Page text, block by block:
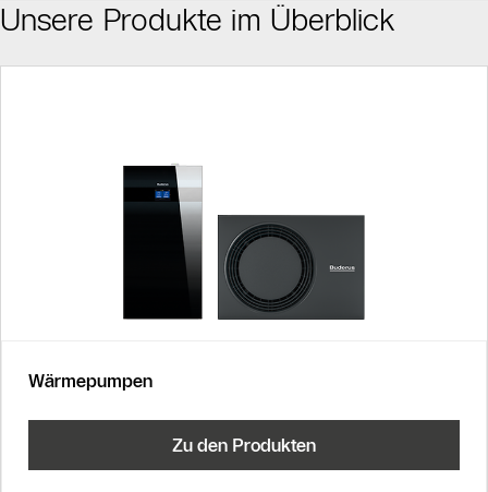
Unsere Produkte im Überblick
Wärmepumpen
Zu den Produkten